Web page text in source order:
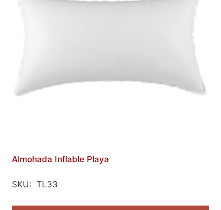
Almohada Inflable Playa
SKU: TL33